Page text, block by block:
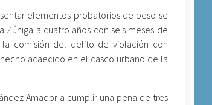
elementos probatorios de peso se
Zúniga a cuatro años con seis meses de
comisión del delito de violación con
acaecido en el casco urbano de la
Amador a cumplir una pena de tres